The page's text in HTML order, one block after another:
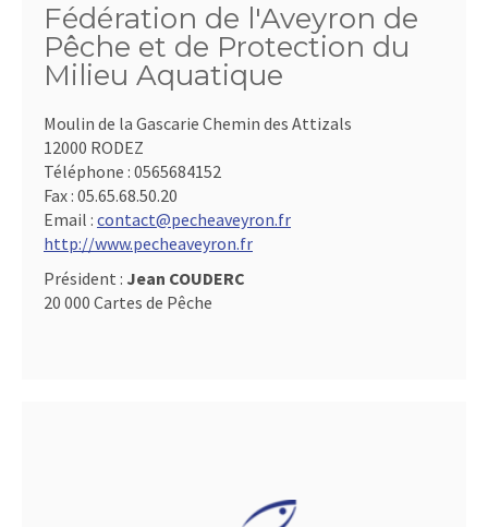
Fédération de l'Aveyron de
Pêche et de Protection du
Milieu Aquatique
Moulin de la Gascarie Chemin des Attizals
12000 RODEZ
Téléphone : 0565684152
Fax : 05.65.68.50.20
Email : contact@pecheaveyron.fr
http://www.pecheaveyron.fr
Président : Jean COUDERC
20 000 Cartes de Pêche